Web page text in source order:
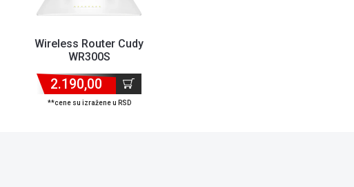
1WAN/2L...
Wireless Router Cudy
WR300S
2.190,00
**cene su izražene u RSD